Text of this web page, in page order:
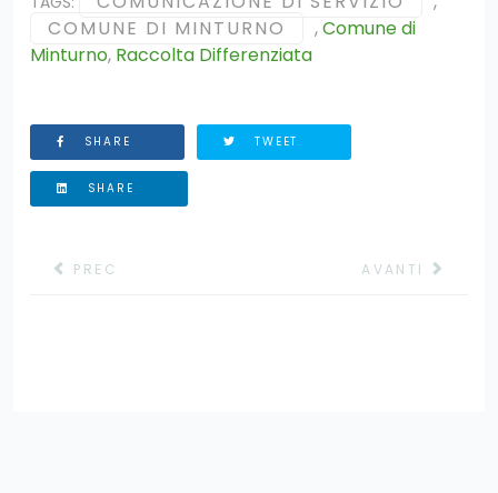
COMUNE DI MINTURNO
,Comune di
Minturno, Raccolta Differenziata
SHARE TWEET
SHARE
ARTICOLO PRECEDENTE: COMUNE DI ROCCA DI
PREC ARTICOLO
AVANTI